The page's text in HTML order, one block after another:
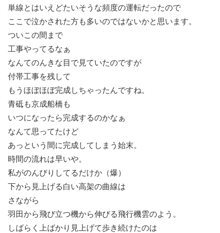
単線とはいえどたいそうな頻度の運転だったので
ここで泣かされた方も多いのではないかと思います。
ついこの間まで
工事やってるなぁ
なんてのんきな目で見ていたのですが
付帯工事を残して
もうほぼほぼ完成しちゃったんですね。
青砥も京成船橋も
いつになったら完成するのかなぁ
なんて思ってたけど
あっという間に完成してしまう始末。
時間の流れは早いや。
私がのんびりしてるだけか（爆）
下から見上げる白い高架の曲線は
さながら
羽田から飛び立つ機から伸びる飛行機雲のよう。
しばらく上ばかり見上げて歩き続けたのは